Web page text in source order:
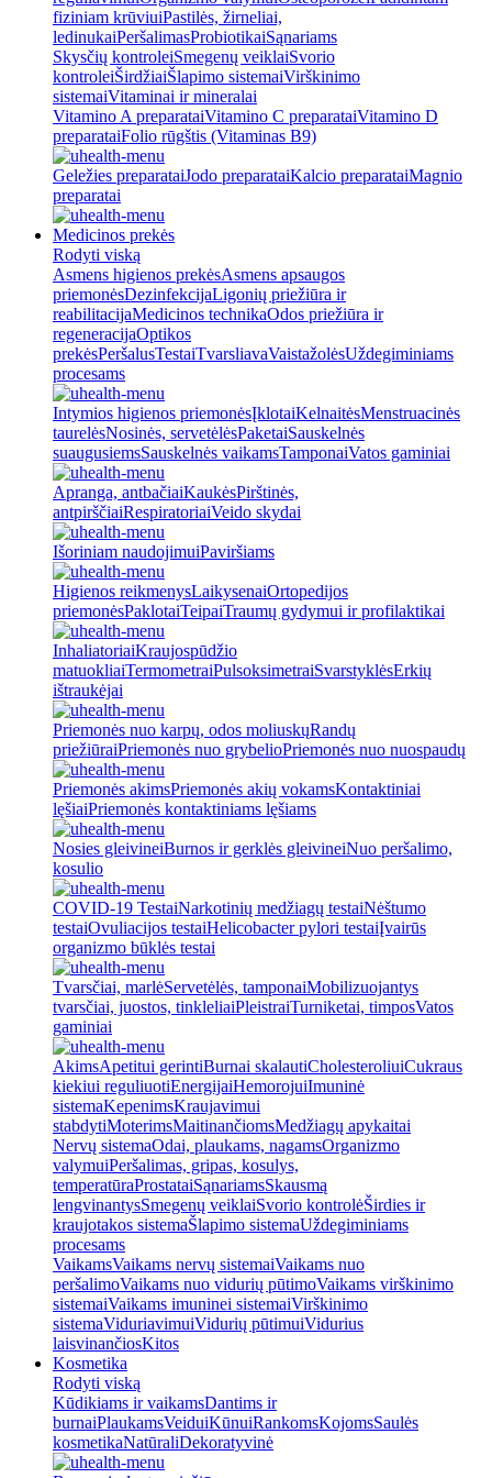
fiziniam krūviuiPastilės, žirneliai,
ledinukaiPeršalimasProbiotikaiSąnariams
Skysčių kontroleiSmegenų veiklaiSvorio
kontroleiŠirdžiaiŠlapimo sistemaiVirškinimo
sistemaiVitaminai ir mineralai
Vitamino A preparataiVitamino C preparataiVitamino D
preparataiFolio rūgštis (Vitaminas B9)
Geležies preparataiJodo preparataiKalcio preparataiMagnio
preparatai
Medicinos prekės
Rodyti viską
Asmens higienos prekėsAsmens apsaugos
priemonėsDezinfekcijaLigonių priežiūra ir
reabilitacijaMedicinos technikaOdos priežiūra ir
regeneracijaOptikos
prekėsPeršalusTestaiTvarsliavaVaistažolėsUždegiminiams
procesams
Intymios higienos priemonėsĮklotaiKelnaitėsMenstruacinės
taurelėsNosinės, servetėlėsPaketaiSauskelnės
suaugusiemsSauskelnės vaikamsTamponaiVatos gaminiai
Apranga, antbačiaiKaukėsPirštinės,
antpirščiaiRespiratoriaiVeido skydai
Išoriniam naudojimuiPaviršiams
Higienos reikmenysLaikysenaiOrtopedijos
priemonėsPaklotaiTeipaiTraumų gydymui ir profilaktikai
InhaliatoriaiKraujospūdžio
matuokliaiTermometraiPulsoksimetraiSvarstyklėsErkių
ištraukėjai
Priemonės nuo karpų, odos moliuskųRandų
priežiūraiPriemonės nuo grybelioPriemonės nuo nuospaudų
Priemonės akimsPriemonės akių vokamsKontaktiniai
lęšiaiPriemonės kontaktiniams lęšiams
Nosies gleivineiBurnos ir gerklės gleivineiNuo peršalimo,
kosulio
COVID-19 TestaiNarkotinių medžiagų testaiNėštumo
testaiOvuliacijos testaiHelicobacter pylori testaiĮvairūs
organizmo būklės testai
Tvarsčiai, marlėServetėlės, tamponaiMobilizuojantys
tvarsčiai, juostos, tinkleliaiPleistraiTurniketai, timposVatos
gaminiai
AkimsApetitui gerintiBurnai skalautiCholesteroliuiCukraus
kiekiui reguliuotiEnergijaiHemorojuiImuninė
sistemaKepenimsKraujavimui
stabdytiMoterimsMaitinančiomsMedžiagų apykaitai
Nervų sistemaOdai, plaukams, nagamsOrganizmo
valymuiPeršalimas, gripas, kosulys,
temperatūraProstataiSąnariamsSkausmą
lengvinantysSmegenų veiklaiSvorio kontrolėŠirdies ir
kraujotakos sistemaŠlapimo sistemaUždegiminiams
procesams
VaikamsVaikams nervų sistemaiVaikams nuo
peršalimoVaikams nuo vidurių pūtimoVaikams virškinimo
sistemaiVaikams imuninei sistemaiVirškinimo
sistemaViduriavimuiVidurių pūtimuiVidurius
laisvinančiosKitos
Kosmetika
Rodyti viską
Kūdikiams ir vaikamsDantims ir
burnaiPlaukamsVeiduiKūnuiRankomsKojomsSaulės
kosmetikaNatūraliDekoratyvinė